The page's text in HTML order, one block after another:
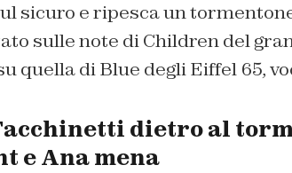
sicuro e ripesca un
sulle note di Children del
quella di Blue degli Eiffel 65,
dietro al
e Ana mena